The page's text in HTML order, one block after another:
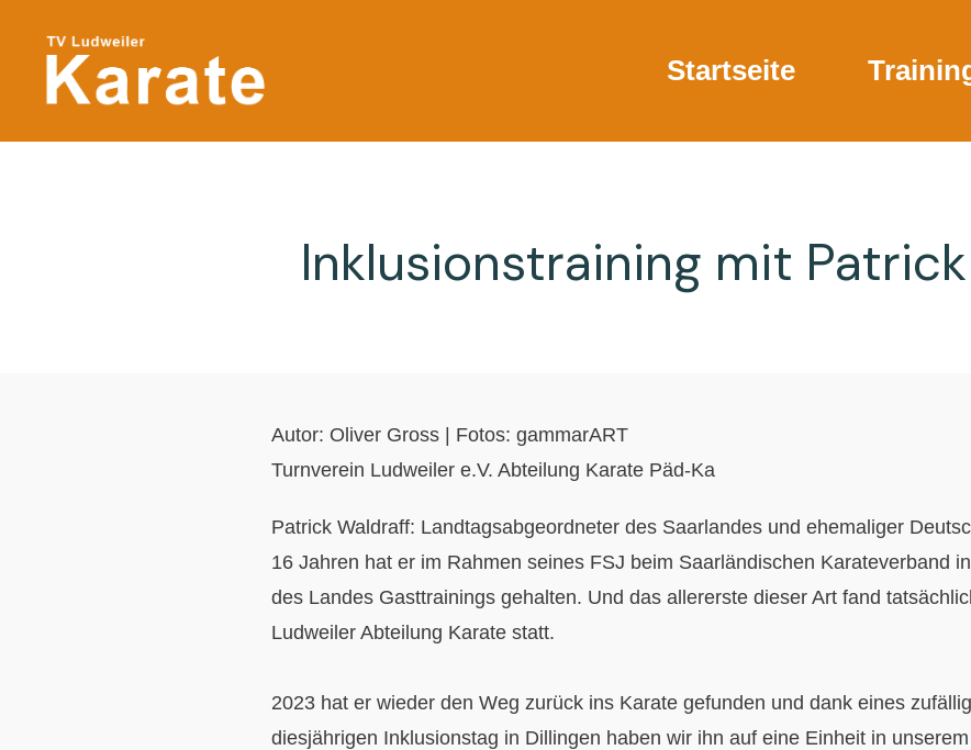
Startseite
Inklusionstraining mit
Autor: Oliver Gross | Fotos: gammarART
Turnverein Ludweiler e.V. Abteilung Karate Päd-Ka
Patrick Waldraff: Landtagsabgeordneter des Saarlandes und ehemaliger
16 Jahren hat er im Rahmen seines FSJ beim Saarländischen Karateverband
des Landes Gasttrainings gehalten. Und das allererste dieser Art fand
Ludweiler Abteilung Karate statt.
2023 hat er wieder den Weg zurück ins Karate gefunden und dank eines
diesjährigen Inklusionstag in Dillingen haben wir ihn auf eine Einheit in